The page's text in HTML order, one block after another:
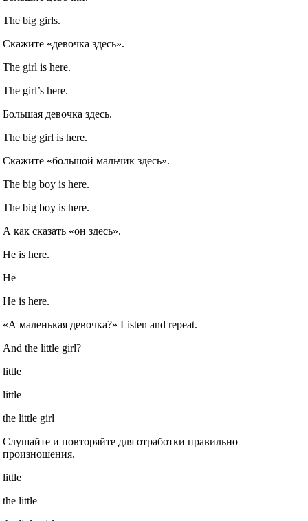
The big girls.
Скажите «девочка здесь».
The girl is here.
The girl’s here.
Большая девочка здесь.
The big girl is here.
Скажите «большой мальчик здесь».
The big boy is here.
The big boy is here.
А как сказать «он здесь».
He is here.
He
He is here.
«А маленькая девочка?» Listen and repeat.
And the little girl?
little
little
the little girl
Слушайте и повторяйте для отработки правильно
произношения.
little
the little